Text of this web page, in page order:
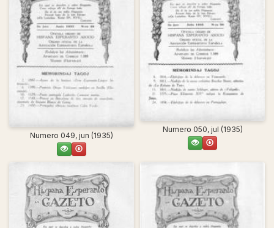
Numero 049, jun (1935)
Numero 050, jul (1935)